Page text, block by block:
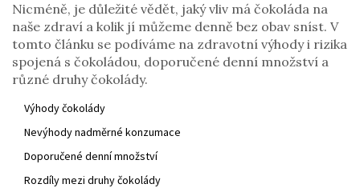
Nicméně, je důležité vědět, jaký vliv má čokoláda na
naše zdraví a kolik jí můžeme denně bez obav sníst. V
tomto článku se podíváme na zdravotní výhody i rizika
spojená s čokoládou, doporučené denní množství a
různé druhy čokolády.
Výhody čokolády
Nevýhody nadměrné konzumace
Doporučené denní množství
Rozdíly mezi druhy čokolády